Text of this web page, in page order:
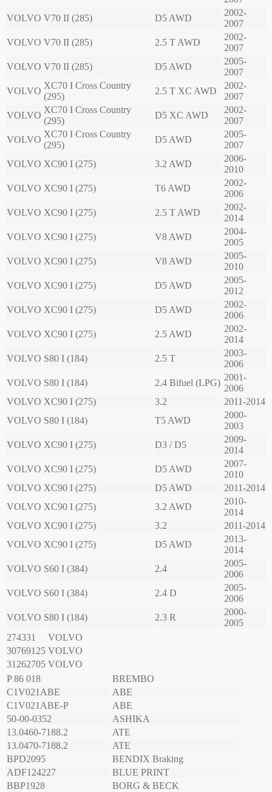
VOLVO V70 II (285) D5 AWD
2002-
2007
VOLVO V70 II (285) 2.5 T AWD
2002-
2007
VOLVO V70 II (285) D5 AWD
2005-
2007
VOLVO
XC70 I Cross Country
(295)
2.5 T XC AWD
2002-
2007
VOLVO
XC70 I Cross Country
(295)
D5 XC AWD
2002-
2007
VOLVO
XC70 I Cross Country
(295)
D5 AWD
2005-
2007
VOLVO XC90 I (275) 3.2 AWD
2006-
2010
VOLVO XC90 I (275) T6 AWD
2002-
2006
VOLVO XC90 I (275) 2.5 T AWD
2002-
2014
VOLVO XC90 I (275) V8 AWD
2004-
2005
VOLVO XC90 I (275) V8 AWD
2005-
2010
VOLVO XC90 I (275) D5 AWD
2005-
2012
VOLVO XC90 I (275) D5 AWD
2002-
2006
VOLVO XC90 I (275) 2.5 AWD
2002-
2014
VOLVO S80 I (184) 2.5 T
2003-
2006
VOLVO S80 I (184) 2.4 Bifuel (LPG)
2001-
2006
VOLVO XC90 I (275) 3.2
2011-2014
VOLVO S80 I (184) T5 AWD
2000-
2003
VOLVO XC90 I (275) D3 / D5
2009-
2014
VOLVO XC90 I (275) D5 AWD
2007-
2010
VOLVO XC90 I (275) D5 AWD
2011-2014
VOLVO XC90 I (275) 3.2 AWD
2010-
2014
VOLVO XC90 I (275) 3.2
2011-2014
VOLVO XC90 I (275) D5 AWD
2013-
2014
VOLVO S60 I (384) 2.4
2005-
2006
VOLVO S60 I (384) 2.4 D
2005-
2006
VOLVO S80 I (184) 2.3 R
2000-
2005
274331
VOLVO
30769125 VOLVO
31262705 VOLVO
P 86 018
BREMBO
C1V021ABE
ABE
C1V021ABE-P
ABE
50-00-0352
ASHIKA
13.0460-7188.2
ATE
13.0470-7188.2
ATE
BPD2095
BENDIX Braking
ADF124227
BLUE PRINT
BBP1928
BORG & BECK